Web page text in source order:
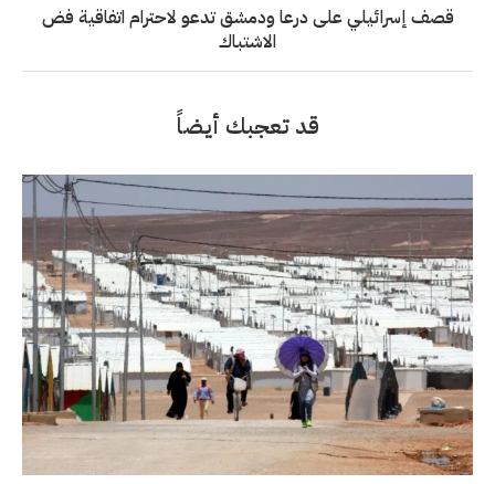
قصف إسرائيلي على درعا ودمشق تدعو لاحترام اتفاقية فض
الاشتباك
قد تعجبك أيضاً